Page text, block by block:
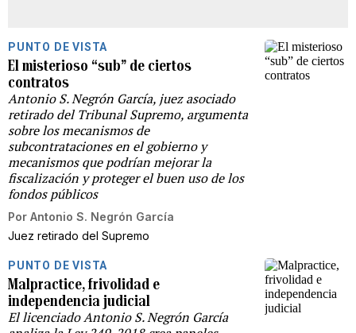
PUNTO DE VISTA
El misterioso “sub” de ciertos
contratos
Antonio S. Negrón García, juez asociado
retirado del Tribunal Supremo, argumenta
sobre los mecanismos de
subcontrataciones en el gobierno y
mecanismos que podrían mejorar la
fiscalización y proteger el buen uso de los
fondos públicos
Por Antonio S. Negrón García
Juez retirado del Supremo
PUNTO DE VISTA
Malpractice, frivolidad e
independencia judicial
El licenciado Antonio S. Negrón García